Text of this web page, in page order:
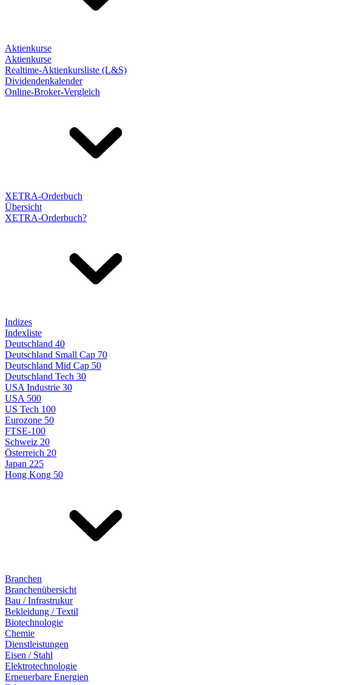
Aktienkurse
Aktienkurse
Realtime-Aktienkursliste (L&S)
Dividendenkalender
Online-Broker-Vergleich
XETRA-Orderbuch
Übersicht
XETRA-Orderbuch?
Indizes
Indexliste
Deutschland 40
Deutschland Small Cap 70
Deutschland Mid Cap 50
Deutschland Tech 30
USA Industrie 30
USA 500
US Tech 100
Eurozone 50
FTSE-100
Schweiz 20
Österreich 20
Japan 225
Hong Kong 50
Branchen
Branchenübersicht
Bau / Infrastrukur
Bekleidung / Textil
Biotechnologie
Chemie
Dienstleistungen
Eisen / Stahl
Elektrotechnologie
Erneuerbare Energien